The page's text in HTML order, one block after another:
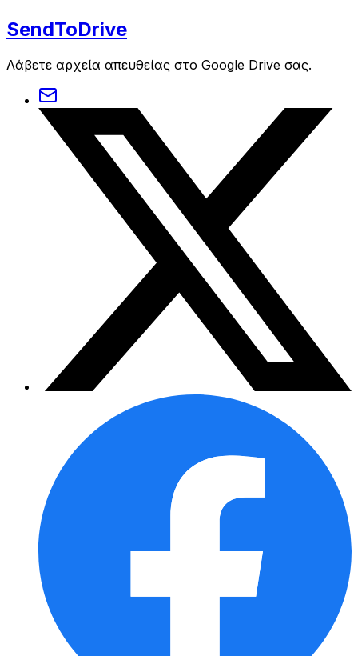
SendToDrive
Λάβετε αρχεία απευθείας στο Google Drive σας.